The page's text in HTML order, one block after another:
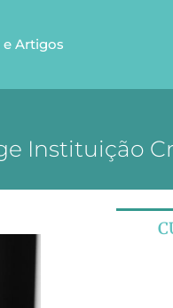
Artigos
Instituição